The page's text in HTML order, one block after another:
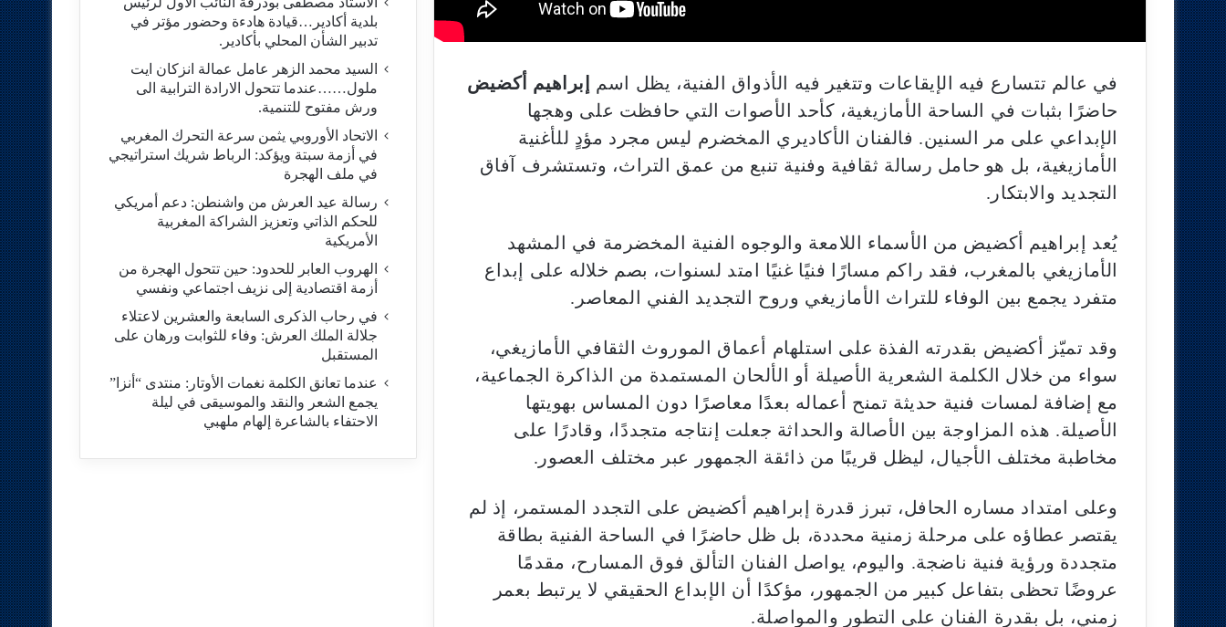
في عالم تتسارع فيه الإيقاعات وتتغير فيه الأذواق الفنية، يظل اسم
إبراهيم أكضيض
حاضرًا بثبات في الساحة الأمازيغية، كأحد الأصوات التي حافظت على وهجها
الإبداعي على مر السنين. فالفنان الأكاديري المخضرم ليس مجرد مؤدٍ للأغنية
الأمازيغية، بل هو حامل رسالة ثقافية وفنية تنبع من عمق التراث، وتستشرف آفاق
التجديد والابتكار.
يُعد إبراهيم أكضيض من الأسماء اللامعة والوجوه الفنية المخضرمة في المشهد
الأمازيغي بالمغرب، فقد راكم مسارًا فنيًا غنيًا امتد لسنوات، بصم خلاله على إبداع
متفرد يجمع بين الوفاء للتراث الأمازيغي وروح التجديد الفني المعاصر.
وقد تميّز أكضيض بقدرته الفذة على استلهام أعماق الموروث الثقافي الأمازيغي،
سواء من خلال الكلمة الشعرية الأصيلة أو الألحان المستمدة من الذاكرة الجماعية،
مع إضافة لمسات فنية حديثة تمنح أعماله بعدًا معاصرًا دون المساس بهويتها
الأصيلة. هذه المزاوجة بين الأصالة والحداثة جعلت إنتاجه متجددًا، وقادرًا على
مخاطبة مختلف الأجيال، ليظل قريبًا من ذائقة الجمهور عبر مختلف العصور.
وعلى امتداد مساره الحافل، تبرز قدرة إبراهيم أكضيض على التجدد المستمر، إذ لم
يقتصر عطاؤه على مرحلة زمنية محددة، بل ظل حاضرًا في الساحة الفنية بطاقة
متجددة ورؤية فنية ناضجة. واليوم، يواصل الفنان التألق فوق المسارح، مقدمًا
عروضًا تحظى بتفاعل كبير من الجمهور، مؤكدًا أن الإبداع الحقيقي لا يرتبط بعمر
زمني، بل بقدرة الفنان على التطور والمواصلة.
بلدية أكادير…قيادة هادءة وحضور مؤتر في
تدبير الشأن المحلي بأكادير.
السيد محمد الزهر عامل عمالة انزكان ايت
ملول……عندما تتحول الارادة الترابية الى
ورش مفتوح للتنمية.
الاتحاد الأوروبي يثمن سرعة التحرك المغربي
في أزمة سبتة ويؤكد: الرباط شريك استراتيجي
في ملف الهجرة
رسالة عيد العرش من واشنطن: دعم أمريكي
للحكم الذاتي وتعزيز الشراكة المغربية
الأمريكية
​الهروب العابر للحدود: حين تتحول الهجرة من
أزمة اقتصادية إلى نزيف اجتماعي ونفسي
في رحاب الذكرى السابعة والعشرين لاعتلاء
جلالة الملك العرش: وفاء للثوابت ورهان على
المستقبل
​عندما تعانق الكلمة نغمات الأوتار: منتدى “أنزا”
يجمع الشعر والنقد والموسيقى في ليلة
الاحتفاء بالشاعرة إلهام ملهبي